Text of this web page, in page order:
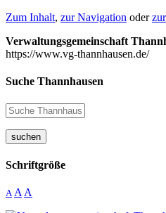
Zum Inhalt, zur Navigation oder
Verwaltungsgemeinschaft
https://www.vg-thannhausen.de/
Suche Thannhausen
suchen
Schriftgröße
A A A